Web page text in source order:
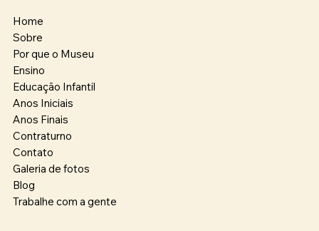
Home
Sobre
Por que o Museu
Ensino
Educação Infantil
Anos Iniciais
Anos Finais
Contraturno
Contato
Galeria de fotos
Blog
Trabalhe com a gente